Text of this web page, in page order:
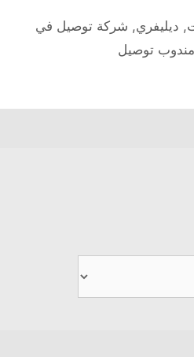
, ديليفري, شركة توصيل في
مندوب توصيل